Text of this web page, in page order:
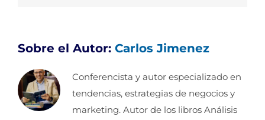
Sobre el Autor: Carlos Jimenez
Conferencista y autor especializado en
tendencias, estrategias de negocios y
marketing. Autor de los libros Análisis